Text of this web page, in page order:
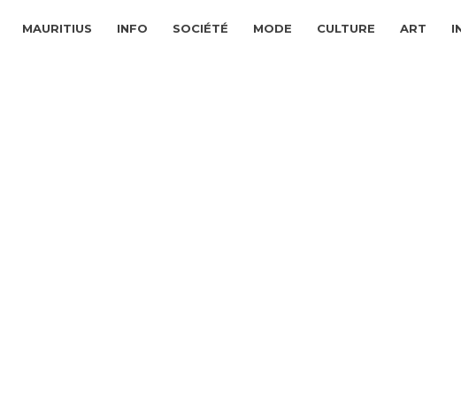
MAURITIUS INFO SOCIÉTÉ MODE CULTURE ART